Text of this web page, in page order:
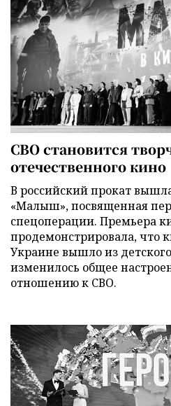
СВО становится
отечественного кино
В российский прокат
«Малыш», посвященная
спецоперации. Премьера
продемонстрировала, что
Украине вышло из
изменилось общее
отношению к СВО.